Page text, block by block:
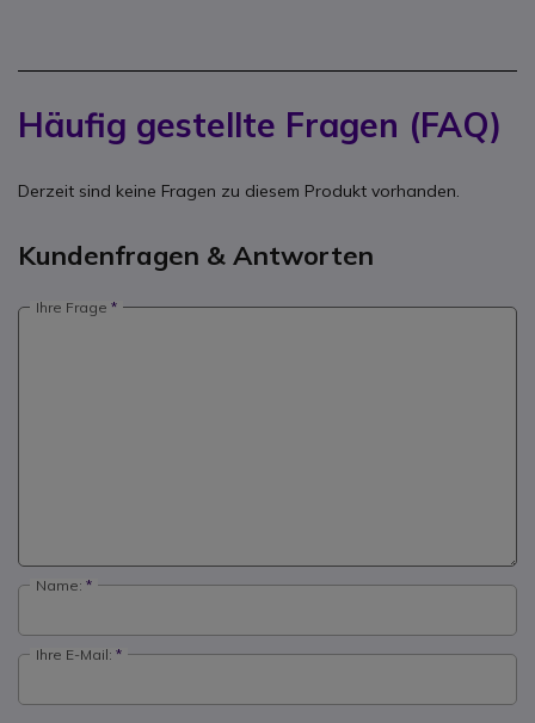
Häufig gestellte Fragen (FAQ)
Derzeit sind keine Fragen zu diesem Produkt vorhanden.
Kundenfragen & Antworten
Ihre Frage
Name:
Ihre E-Mail: